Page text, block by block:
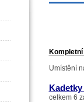
Umístění
celkem 6